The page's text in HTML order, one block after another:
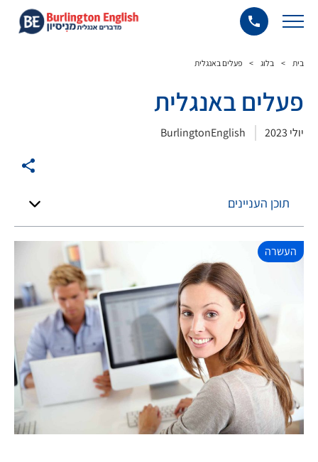
בית > בלוג > פעלים באנגלית
פעלים באנגלית
יולי 2023 BurlingtonEnglish
תוכן העניינים
העשרה